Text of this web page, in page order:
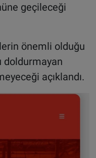
geçileceği
önemli olduğu
doldurmayan
açıklandı.